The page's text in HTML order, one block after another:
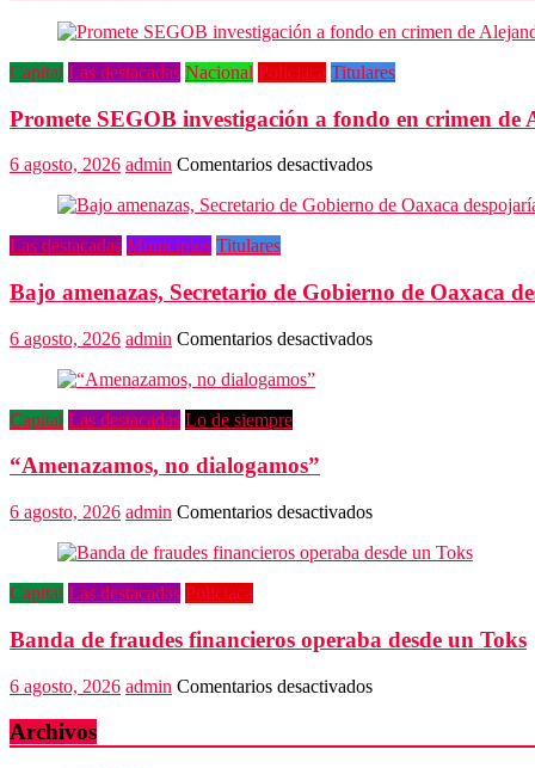
Capital Las destacadas Nacional Policiaca Titulares
Promete SEGOB investigación a fondo en crimen de
6 agosto, 2026 admin Comentarios desactivadosen
SEGOB
en
de
Las destacadas Municipios Titulares
Bajo amenazas, Secretario de Gobierno de Oaxaca
6 agosto, 2026 admin Comentarios desactivadosen
despojaría
Capital Las destacadas Lo de siempre
“Amenazamos, no dialogamos”
6 agosto, 2026 admin Comentarios desactivadosen
no
Capital Las destacadas Policiaca
Banda de fraudes financieros operaba desde un Toks
6 agosto, 2026 admin Comentarios desactivadosen
fraudes
Archivos